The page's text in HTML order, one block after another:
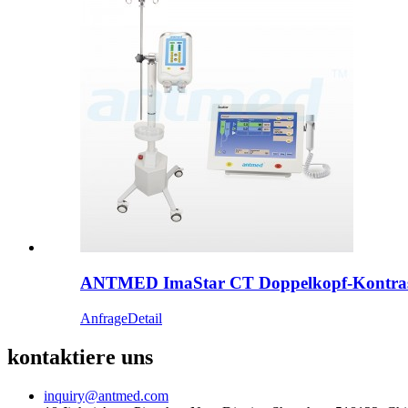
ANTMED ImaStar CT Doppelkopf-
AnfrageDetail
kontaktiere uns
inquiry@antmed.com